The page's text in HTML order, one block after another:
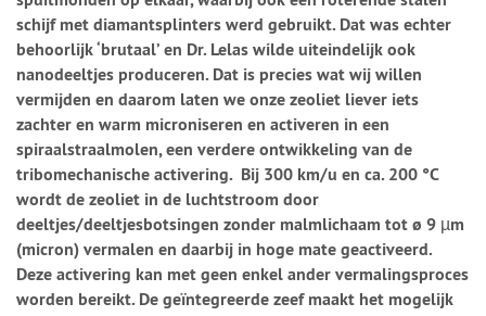
schijf met diamantsplinters werd gebruikt. Dat was echter
behoorlijk ‘brutaal’ en Dr. Lelas wilde uiteindelijk ook
nanodeeltjes produceren. Dat is precies wat wij willen
vermijden en daarom laten we onze zeoliet liever iets
zachter en warm microniseren en activeren in een
spiraalstraalmolen, een verdere ontwikkeling van de
tribomechanische activering. Bij 300 km/u en ca. 200 °C
wordt de zeoliet in de luchtstroom door
deeltjes/deeltjesbotsingen zonder malmlichaam tot ø 9 µm
(micron) vermalen en daarbij in hoge mate geactiveerd.
Deze activering kan met geen enkel ander vermalingsproces
worden bereikt. De geïntegreerde zeef maakt het mogelijk